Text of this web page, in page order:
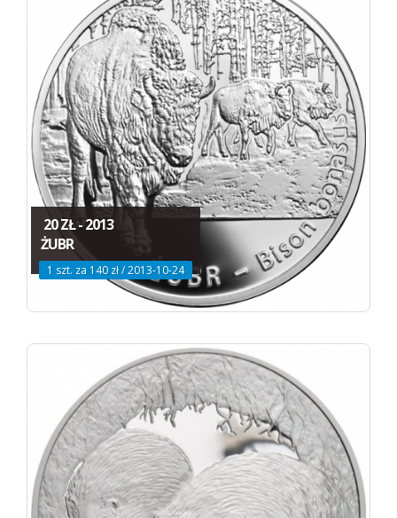
20 ZŁ - 2013
ŻUBR
1 szt. za 140 zł / 2013-10-24